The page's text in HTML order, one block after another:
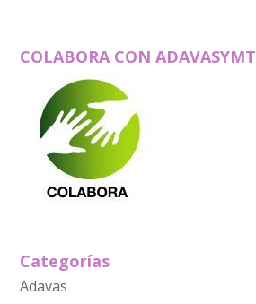
COLABORA CON ADAVASYMT
Categorías
Adavas